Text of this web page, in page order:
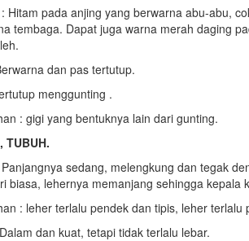
Hitam pada anjing yang berwarna abu-abu,
tembaga. Dapat juga warna merah daging
dan pas tertutup.
menggunting .
: gigi yang bentuknya lain dari gunting.
TUBUH.
sedang, melengkung dan tegak
biasa, lehernya memanjang sehingga kepala
: leher terlalu pendek dan tipis, leher terlalu
dan kuat, tetapi tidak terlalu lebar.